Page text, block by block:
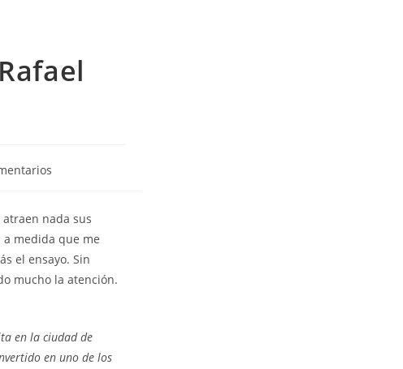
atraen nada sus
medida que me
el ensayo. Sin
mucho la atención.
en la ciudad de
en uno de los